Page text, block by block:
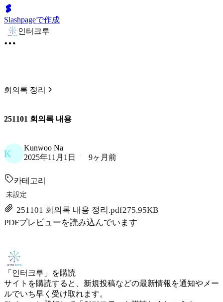
Slashpageで作成
인터크루
회의록 정리
251101 회의록 내용
K
Kunwoo Na
2025年11月1日
9ヶ月前
카테고리
未設定
251101 회의록 내용 정리.pdf275.95KB
PDFプレビューを読み込んでいます
「인터크루」を購読
サイトを購読すると、新規投稿などの最新情報を通知やメー
ルでいち早く受け取れます。